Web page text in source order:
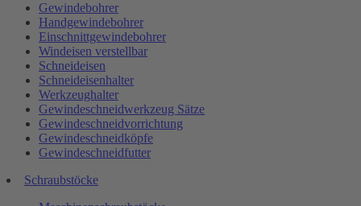
Gewindebohrer
Handgewindebohrer
Einschnittgewindebohrer
Windeisen verstellbar
Schneideisen
Schneideisenhalter
Werkzeughalter
Gewindeschneidwerkzeug Sätze
Gewindeschneidvorrichtung
Gewindeschneidköpfe
Gewindeschneidfutter
Schraubstöcke